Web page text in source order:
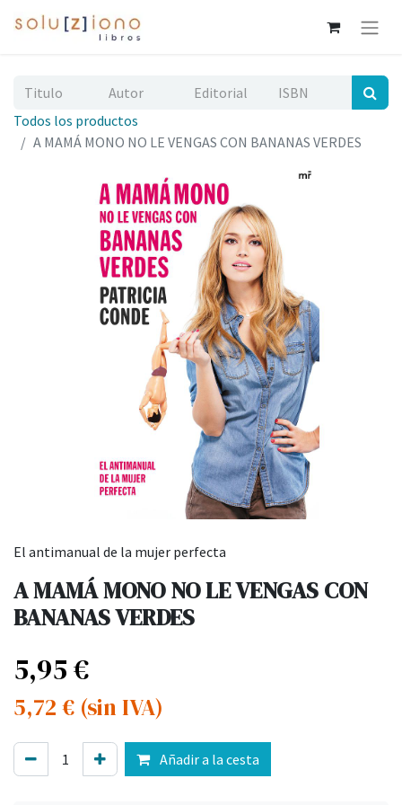
Todos los productos
A MAMÁ MONO NO LE VENGAS CON BANANAS VERDES
El antimanual de la mujer perfecta
A MAMÁ MONO NO LE VENGAS CON
BANANAS VERDES
5,95€
5,72 € (sin IVA)
Añadir a la cesta